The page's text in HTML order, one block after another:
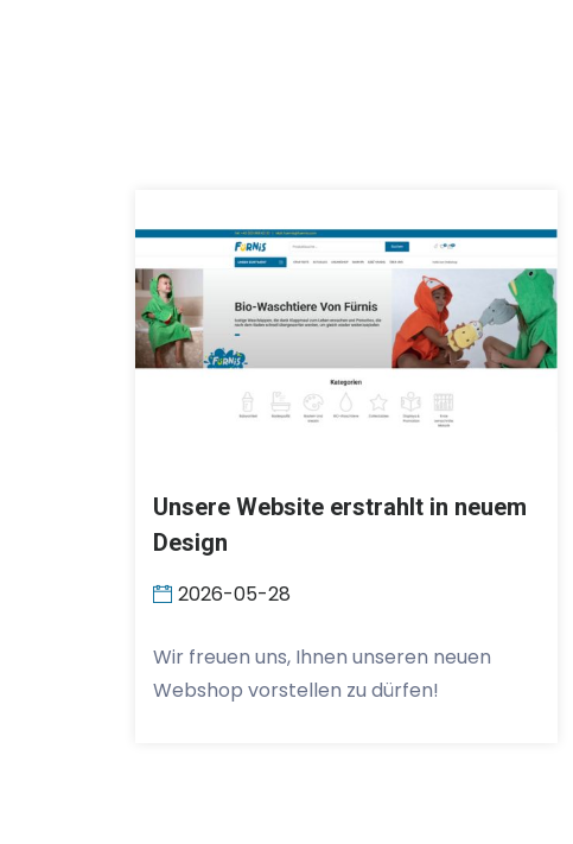
Unsere Website erstrahlt in neuem
Design
2026-05-28
Wir freuen uns, Ihnen unseren neuen
Webshop vorstellen zu dürfen!